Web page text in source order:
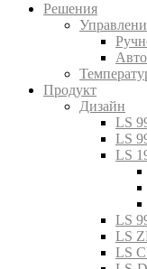
Решения
Продукт
Дизайн
LS
LS
LS
LS
LS
LS